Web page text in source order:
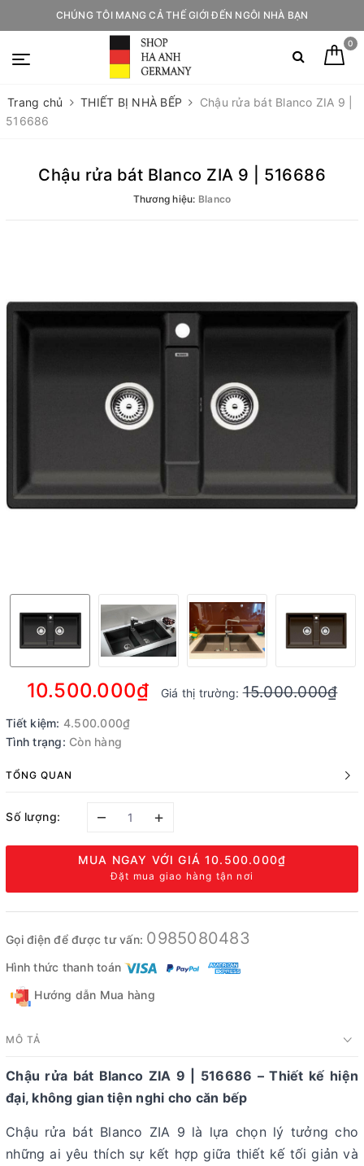
CHÚNG TÔI MANG CẢ THẾ GIỚI ĐẾN NGÔI NHÀ BẠN
0
Trang chủ THIẾT BỊ NHÀ BẾP
Chậu rửa bát Blanco ZIA 9 |
516686
Chậu rửa bát Blanco ZIA 9 | 516686
Thương hiệu: Blanco
10.500.000₫ Giá thị trường:15.000.000₫
Tiết kiệm: 4.500.000₫
Tình trạng: Còn hàng
TỔNG QUAN
Số lượng: – +
MUA NGAY VỚI GIÁ10.500.000₫
Đặt mua giao hàng tận nơi
Gọi điện để được tư vấn: 0985080483
Hình thức thanh toán
Hướng dẫn Mua hàng
MÔ TẢ
Chậu rửa bát Blanco ZIA 9 | 516686 – Thiết kế hiện
đại, không gian tiện nghi cho căn bếp
Chậu rửa bát Blanco ZIA 9 là lựa chọn lý tưởng cho
những ai yêu thích sự kết hợp giữa thiết kế tối giản và